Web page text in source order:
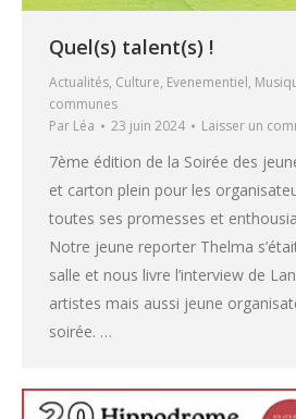
Quel(s) talent(s) !
Actualités, Culture, Evenementiel,
communes
Par Léa 23 juin 2024 Laisser un
7ème édition de la Soirée des
et carton plein pour les
toutes ses promesses et
Notre jeune reporter Thelma
salle et nous livre l’interview de
artistes mais aussi jeune
soirée. …